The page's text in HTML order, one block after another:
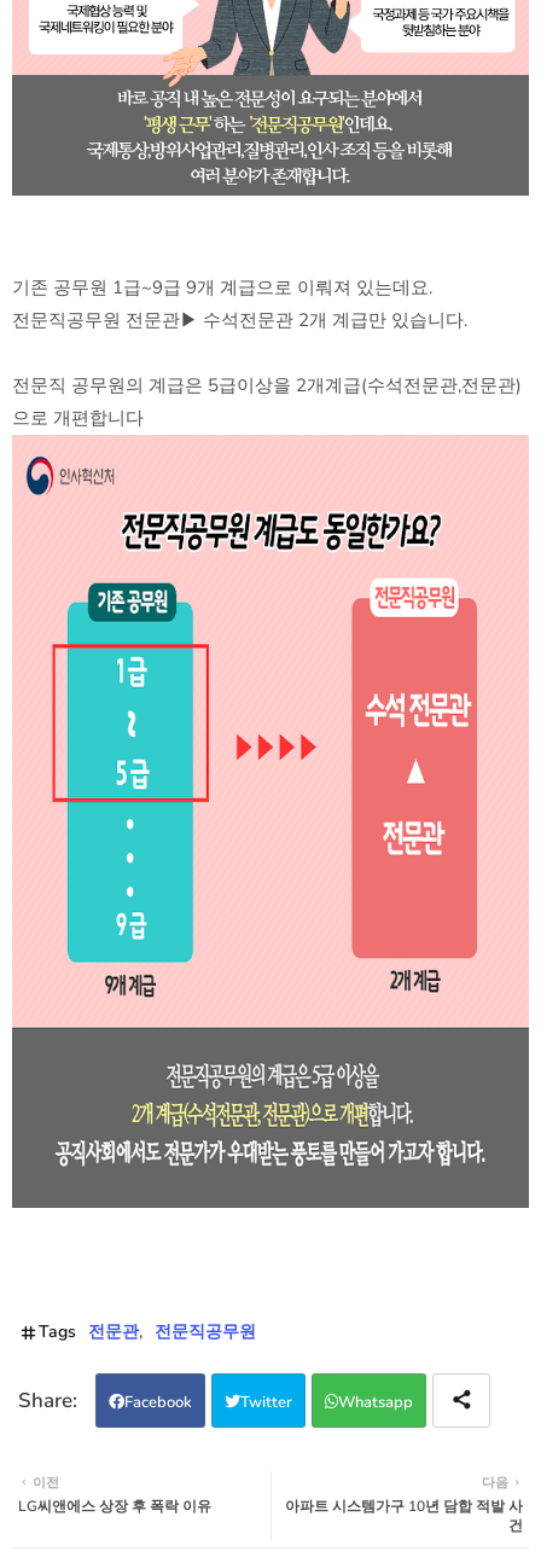
기존 공무원 1급~9급 9개 계급으로 이뤄져 있는데요.
전문직공무원 전문관▶ 수석전문관 2개 계급만 있습니다.
전문직 공무원의 계급은 5급이상을 2개계급(수석전문관,전문관)
으로 개편합니다
Tags 전문관 전문직공무원
Facebook Twitter Whatsapp
다음
아파트 시스템가구 10년 담합 적발 사
건
이전
LG씨앤에스 상장 후 폭락 이유